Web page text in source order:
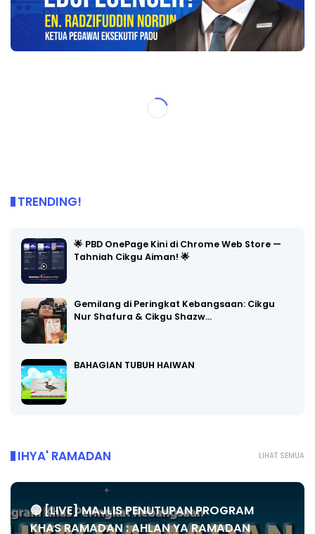
TRENDING!
🌟 PBD OnePage Kini di Chrome Web Store —
Tahniah Cikgu Aiman! 🌟
Gemilang di Peringkat Kebangsaan: Cikgu
Nur Shafura & Cikgu Shazw…
BAHAGIAN TUBUH HAIWAN
LIHAT SEMUA
IHYA' RAMADAN
🔴 [LIVE] MAJLIS PENUTUPAN PROGRAM
KHAS RAMADAN : AHLAN YA RAMADAN